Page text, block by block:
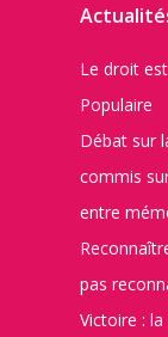
Le droit
Populaire
Débat sur
commis
entre
pas
Victoire :